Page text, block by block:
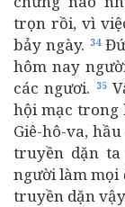
trọn rồi, vì
bảy ngày. 34
hôm nay
các ngươi.
35
hội mạc trong
Giê-hô-va,
truyền dặn ta
người làm mọi
truyền dặn